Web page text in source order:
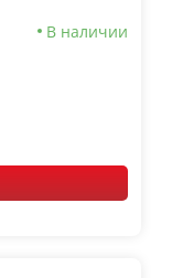
В наличии